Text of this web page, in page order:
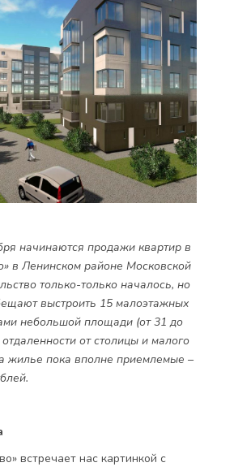
начинаются продажи квартир в
в Ленинском районе Московской
только-только началось, но
выстроить 15 малоэтажных
небольшой площади (от 31 до
от столицы и малого
жилье пока вполне приемлемые –
встречает нас картинкой с